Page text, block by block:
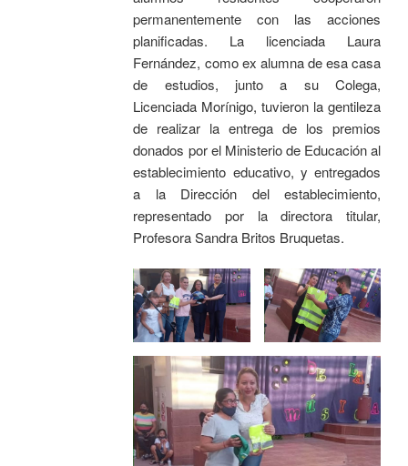
permanentemente con las acciones
planificadas. La licenciada Laura
Fernández, como ex alumna de esa casa
de estudios, junto a su Colega,
Licenciada Morínigo, tuvieron la gentileza
de realizar la entrega de los premios
donados por el Ministerio de Educación al
establecimiento educativo, y entregados
a la Dirección del establecimiento,
representado por la directora titular,
Profesora Sandra Britos Bruquetas.